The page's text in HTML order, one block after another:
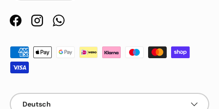
FacebookInstagramWhatsApp
Zahlungsmethoden
Sprache
Deutsch